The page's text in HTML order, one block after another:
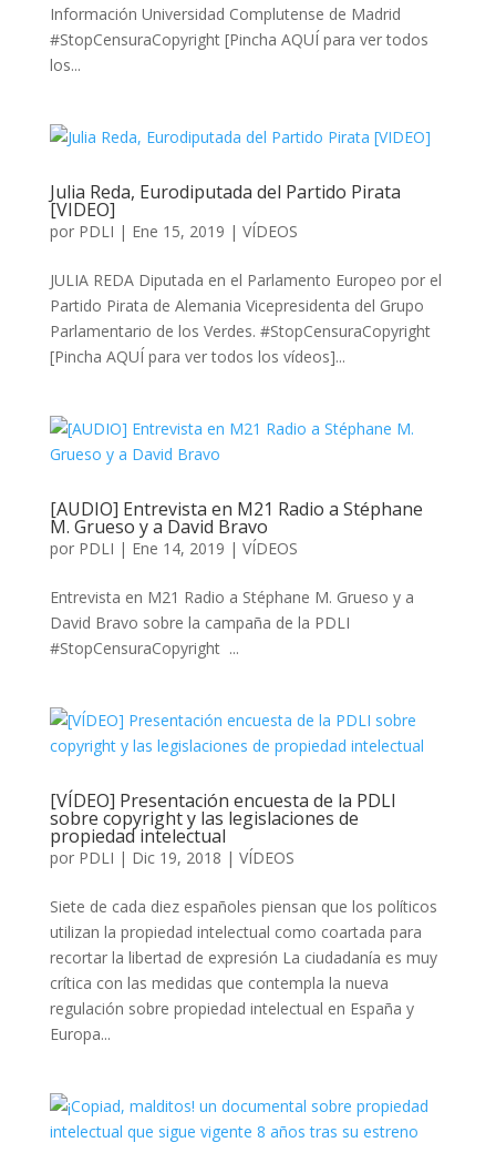
Información Universidad Complutense de Madrid
#StopCensuraCopyright [Pincha AQUÍ para ver todos
los...
Julia Reda, Eurodiputada del Partido Pirata
[VIDEO]
por PDLI | Ene 15, 2019 | VÍDEOS
JULIA REDA Diputada en el Parlamento Europeo por el
Partido Pirata de Alemania Vicepresidenta del Grupo
Parlamentario de los Verdes. #StopCensuraCopyright
[Pincha AQUÍ para ver todos los vídeos]...
[AUDIO] Entrevista en M21 Radio a Stéphane
M. Grueso y a David Bravo
por PDLI | Ene 14, 2019 | VÍDEOS
Entrevista en M21 Radio a Stéphane M. Grueso y a
David Bravo sobre la campaña de la PDLI
#StopCensuraCopyright ...
[VÍDEO] Presentación encuesta de la PDLI
sobre copyright y las legislaciones de
propiedad intelectual
por PDLI | Dic 19, 2018 | VÍDEOS
Siete de cada diez españoles piensan que los políticos
utilizan la propiedad intelectual como coartada para
recortar la libertad de expresión La ciudadanía es muy
crítica con las medidas que contempla la nueva
regulación sobre propiedad intelectual en España y
Europa...